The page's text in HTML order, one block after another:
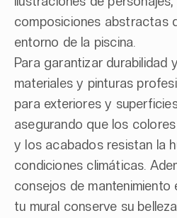
composiciones abstractas
entorno de la piscina.
Para garantizar durabilidad
materiales y pinturas
para exteriores y
asegurando que los
y los acabados resistan la
condiciones climáticas.
consejos de
tu mural conserve su